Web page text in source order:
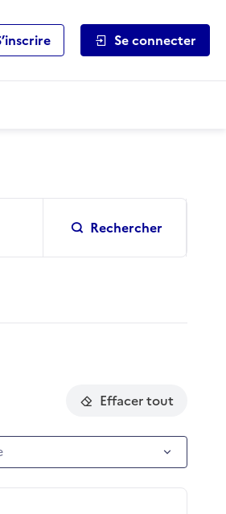
Se connecter
Rechercher
Effacer tout